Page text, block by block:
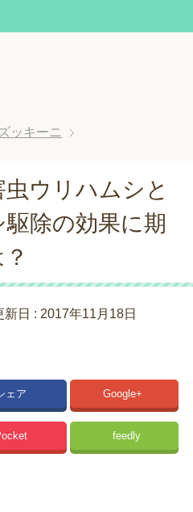
ズッキーニ
ウリハムシと
除の効果に期
新日 : 2017年11月18日
ェア Google+
feedly